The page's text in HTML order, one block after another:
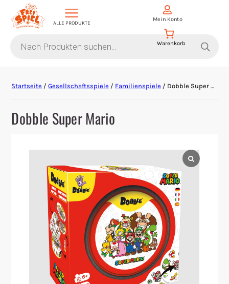
ALLE PRODUKTE
search
Mein Konto
Krimi-Dinner
Living Card Games
Malen/Modellbau
Rollenspiele
Startseite /Gesellschaftsspiele / Familienspiele / Dobble Super Mario
Dobble Super Mario